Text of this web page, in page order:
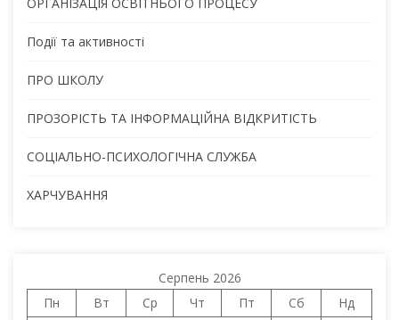
Події та активності
ПРО ШКОЛУ
ПРОЗОРІСТЬ ТА ІНФОРМАЦІЙНА ВІДКРИТІСТЬ
СОЦІАЛЬНО-ПСИХОЛОГІЧНА СЛУЖБА
ХАРЧУВАННЯ
Серпень 2026
Пн
Вт Ср Чт Пт Сб
Нд